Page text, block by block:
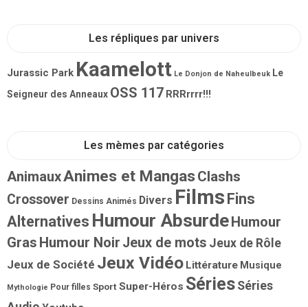
Les répliques par univers
Jurassic Park Kaamelott Le Donjon de Naheulbeuk Le
Seigneur des Anneaux OSS 117 RRRrrrr!!!
Les mèmes par catégories
AnimauxAnimes et MangasClashs
Crossover Dessins Animés Divers Films Fins
Alternatives Humour AbsurdeHumour
Gras Humour Noir Jeux de mots Jeux de Rôle
Jeux de Société Jeux Vidéo Littérature Musique
Mythologie Pour filles SportSuper-Héros Séries Séries